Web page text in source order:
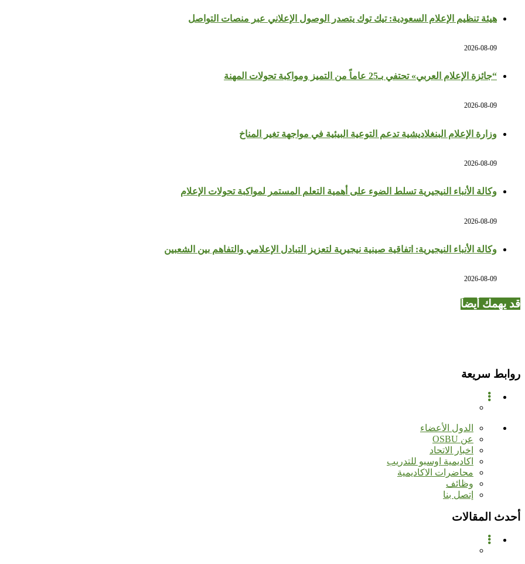
هيئة تنظيم الإعلام السعودية: تيك توك يتصدر الوصول الإعلاني عبر منصات التواصل
2026-08-09
“جائزة الإعلام العربي» تحتفي بـ25 عاماً من التميز ومواكبة تحولات المهنة
2026-08-09
وزارة الإعلام البنغلاديشية تدعم التوعية البيئية في مواجهة تغير المناخ
2026-08-09
وكالة الأنباء النيجيرية تسلط الضوء على أهمية التعلم المستمر لمواكبة تحولات الإعلام
2026-08-09
وكالة الأنباء النيجيرية: اتفاقية صينية نيجيرية لتعزيز التبادل الإعلامي والتفاهم بين الشعبين
2026-08-09
قد يهمك أيضاً
روابط سريعة
الدول الأعضاء
عن OSBU
اخبار الاتحاد
اكاديمية اوسبو للتدريب
محاضرات الاكاديمية
وظائف
إتصل بنا
أحدث المقالات